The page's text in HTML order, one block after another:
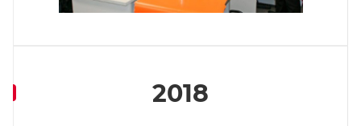
2018